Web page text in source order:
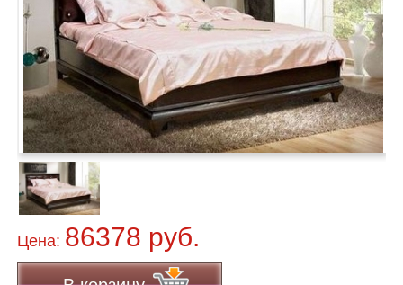
Цена: 86378 руб.